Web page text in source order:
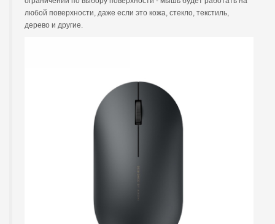
любой поверхности, даже если это кожа, стекло, текстиль,
дерево и другие.